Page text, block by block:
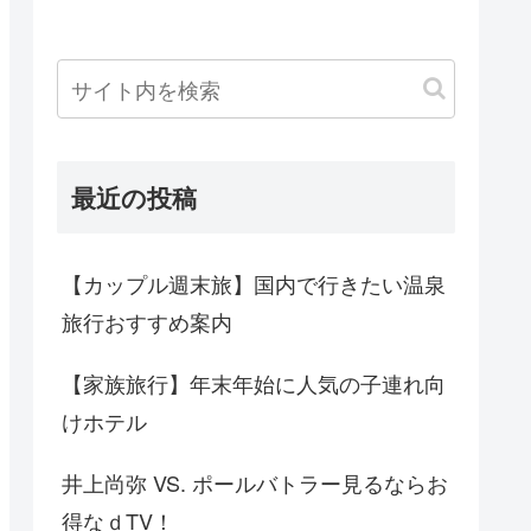
最近の投稿
【カップル週末旅】国内で行きたい温泉
旅行おすすめ案内
【家族旅行】年末年始に人気の子連れ向
けホテル
井上尚弥 VS. ポールバトラー見るならお
得なｄTV！